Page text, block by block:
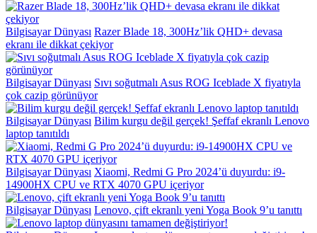
Bilgisayar Dünyası Razer Blade 18, 300Hz’lik QHD+ devasa
ekranı ile dikkat çekiyor
Bilgisayar Dünyası Sıvı soğutmalı Asus ROG Iceblade X fiyatıyla
çok cazip görünüyor
Bilgisayar Dünyası Bilim kurgu değil gerçek! Şeffaf ekranlı Lenovo
laptop tanıtıldı
Bilgisayar Dünyası Xiaomi, Redmi G Pro 2024’ü duyurdu: i9-
14900HX CPU ve RTX 4070 GPU içeriyor
Bilgisayar Dünyası Lenovo, çift ekranlı yeni Yoga Book 9’u tanıttı